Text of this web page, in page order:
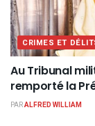
CRIMES ET
Au Tribunal
remporté la
PARALFRED WILLIAM